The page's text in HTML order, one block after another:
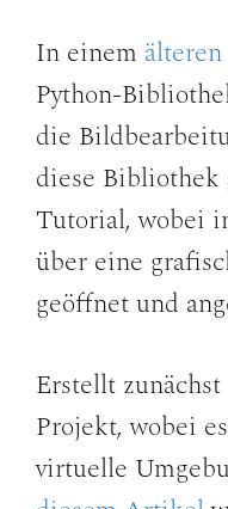
In einem
Python-
die
diese Bibliothek
Tutorial, wobei
über eine
geöffnet und
Erstellt
Projekt, wobei
virtuelle